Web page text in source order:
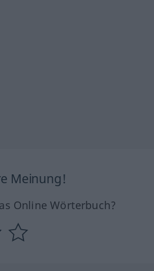
Meinung!
Online Wörterbuch?